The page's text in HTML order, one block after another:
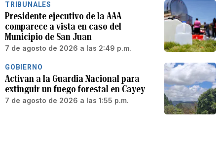
TRIBUNALES
Presidente ejecutivo de la AAA
comparece a vista en caso del
Municipio de San Juan
7 de agosto de 2026 a las 2:49 p.m.
GOBIERNO
Activan a la Guardia Nacional para
extinguir un fuego forestal en Cayey
7 de agosto de 2026 a las 1:55 p.m.